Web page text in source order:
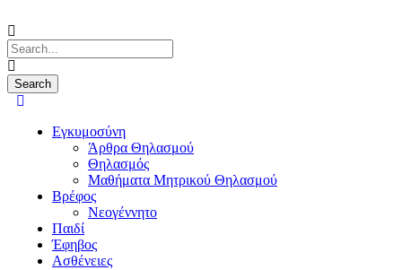
Εγκυμοσύνη
Άρθρα Θηλασμού
Θηλασμός
Μαθήματα Μητρικού Θηλασμού
Βρέφος
Νεογέννητο
Παιδί
Έφηβος
Ασθένειες